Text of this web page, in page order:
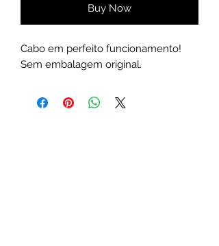
Buy Now
Cabo em perfeito funcionamento!
Sem embalagem original.